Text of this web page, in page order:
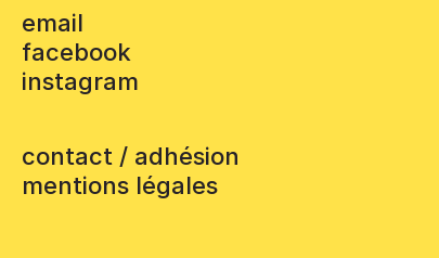
email
facebook
instagram
contact / adhésion
mentions légales